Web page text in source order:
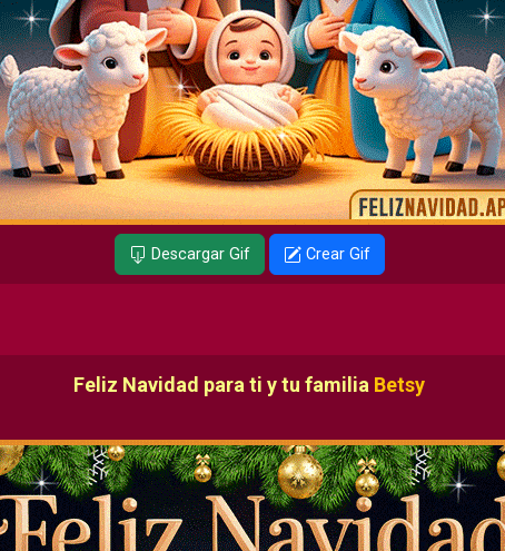
Descargar Gif Crear Gif
Feliz Navidad para ti y tu familia Betsy